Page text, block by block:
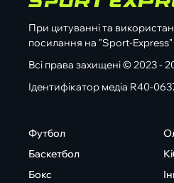
При цитуванні та
посилання на "Sport-
Всі права захищені © 2023 -
Ідентифікатор медіа R40-
Футбол
Баскетбол
Бокс